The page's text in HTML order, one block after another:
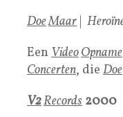
DoeMaar
Een VideoOpname
Concerten, die Doe
V2Records 2000